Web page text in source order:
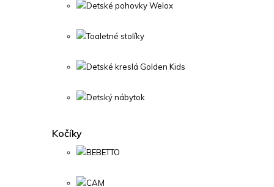
Detské pohovky Welox
Toaletné stolíky
Detské kreslá Golden Kids
Detský nábytok
Kočíky
BEBETTO
CAM